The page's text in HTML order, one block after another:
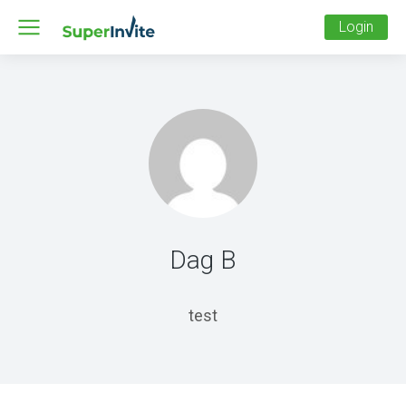
Login
Dag B
test